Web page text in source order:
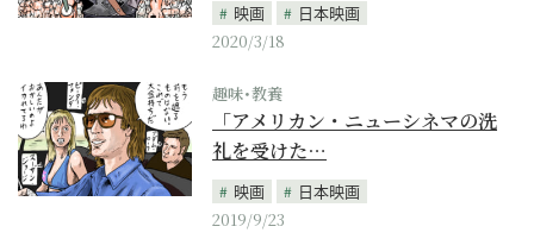
映画
日本映画
2020/3/18
趣味･教養
「アメリカン・ニューシネマの洗
礼を受けた…
映画
日本映画
2019/9/23